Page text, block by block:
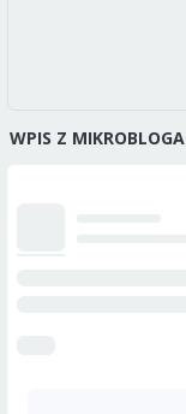
WPIS Z MIKROBLOGA